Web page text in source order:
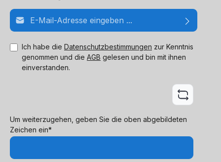
E-Mail-Adresse*
Ich habe die Datenschutzbestimmungen zur Kenntnis
genommen und die AGB gelesen und bin mit ihnen
einverstanden.
Um weiterzugehen, geben Sie die oben abgebildeten
Zeichen ein*